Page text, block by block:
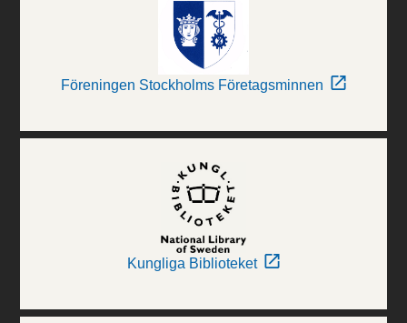
Föreningen Stockholms Företagsminnen
Kungliga Biblioteket